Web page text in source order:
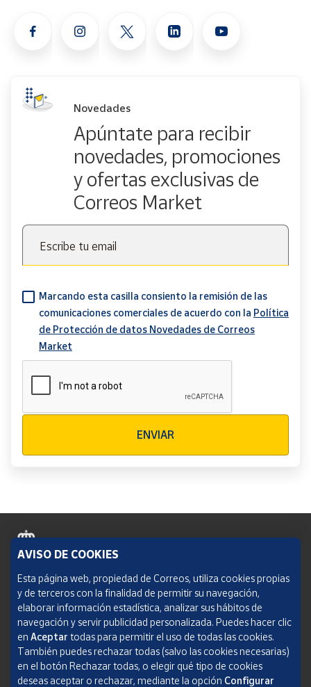
Novedades
Apúntate para recibir
novedades, promociones
y ofertas exclusivas de
Correos Market
Escribe tu email
Marcando esta casilla consiento la remisión de las
comunicaciones comerciales de acuerdo con la Política
de Protección de datos Novedades de Correos
Market
ENVIAR
Política de cookies
Aviso legal
Condiciones del servicio
Política de Privacidad Web
AVISO DE COOKIES
Esta página web, propiedad de Correos, utiliza cookies propias
y de terceros con la finalidad de permitir su navegación,
elaborar información estadística, analizar sus hábitos de
navegación y servir publicidad personalizada. Puedes hacer clic
en Aceptar todas para permitir el uso de todas las cookies.
También puedes rechazar todas (salvo las cookies necesarias)
en el botón Rechazar todas, o elegir qué tipo de cookies
deseas aceptar o rechazar, mediante la opción Configurar